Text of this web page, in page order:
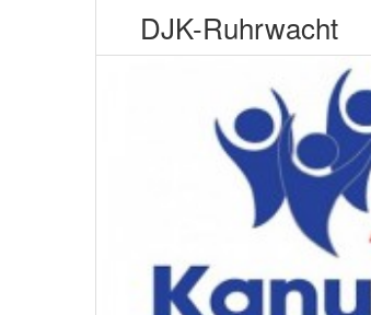
DJK-Ruhrwacht